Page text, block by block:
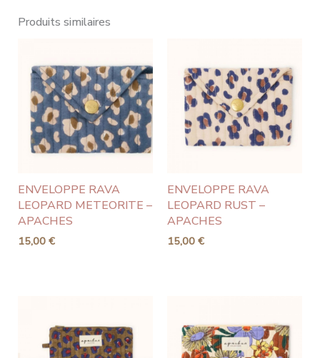
Produits similaires
ENVELOPPE RAVA
LEOPARD METEORITE –
APACHES
15,00 €
ENVELOPPE RAVA
LEOPARD RUST –
APACHES
15,00 €